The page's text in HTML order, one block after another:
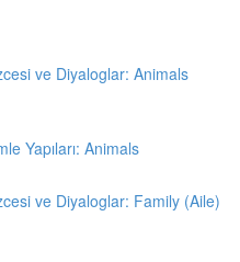
ve Diyaloglar: Animals
Yapıları: Animals
ve Diyaloglar: Family (Aile)